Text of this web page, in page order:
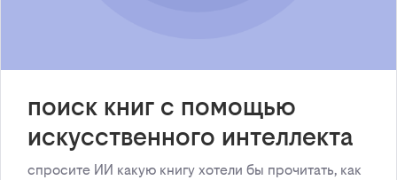
поиск книг с помощью
искусственного интеллекта
спросите ИИ какую книгу хотели бы прочитать, как